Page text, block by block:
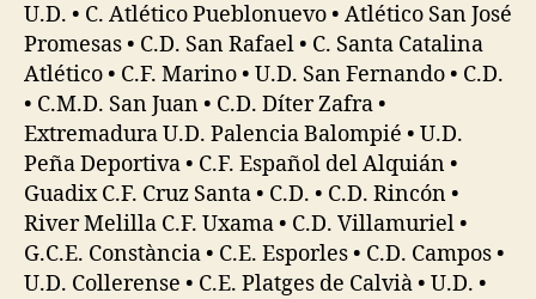
U.D. • C. Atlético Pueblonuevo • Atlético San José
Promesas • C.D. San Rafael • C. Santa Catalina
Atlético • C.F. Marino • U.D. San Fernando • C.D.
• C.M.D. San Juan • C.D. Díter Zafra •
Extremadura U.D. Palencia Balompié • U.D.
Peña Deportiva • C.F. Español del Alquián •
Guadix C.F. Cruz Santa • C.D. • C.D. Rincón •
River Melilla C.F. Uxama • C.D. Villamuriel •
G.C.E. Constància • C.E. Esporles • C.D. Campos •
U.D. Collerense • C.E. Platges de Calvià • U.D. •